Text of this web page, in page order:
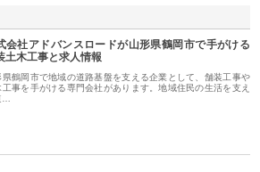
会社アドバンスロードが山形県鶴岡市で手がける
土木工事と求人情報
県鶴岡市で地域の道路基盤を支える企業として、舗装工事や
工事を手がける専門会社があります。地域住民の生活を支え
…